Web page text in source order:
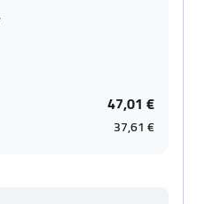
47,01 €
37,61 €